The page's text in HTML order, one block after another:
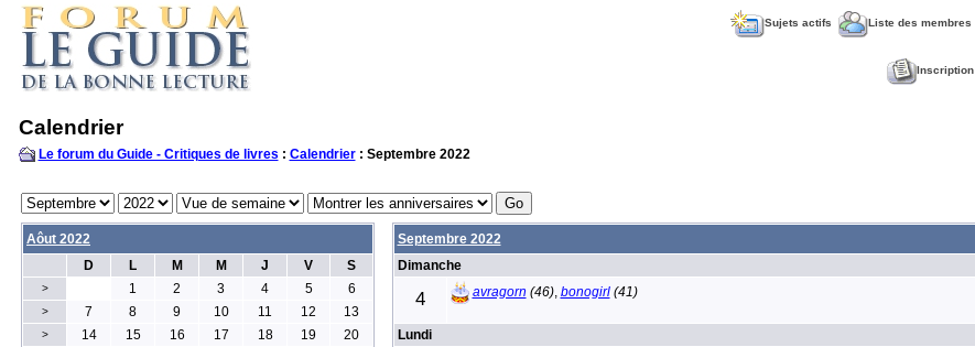
Sujets actifs Liste des membres
Inscription
Calendrier
Le forum du Guide - Critiques de livres : Calendrier: Septembre 2022
Aôut 2022
D
L M M J V S
> 1 2 3 4 5 6
> 7 8 9 10 11 12 13
> 14 15 16 17 18 19 20
Septembre 2022
Dimanche
4 avragorn (46), bonogirl(41)
Lundi